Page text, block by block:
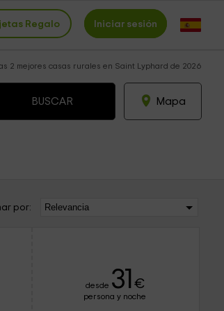
Regalo Iniciar sesión
2 mejores casas rurales en Saint Lyphard de 2026
Mapa
por:
desde 31 €
persona y noche